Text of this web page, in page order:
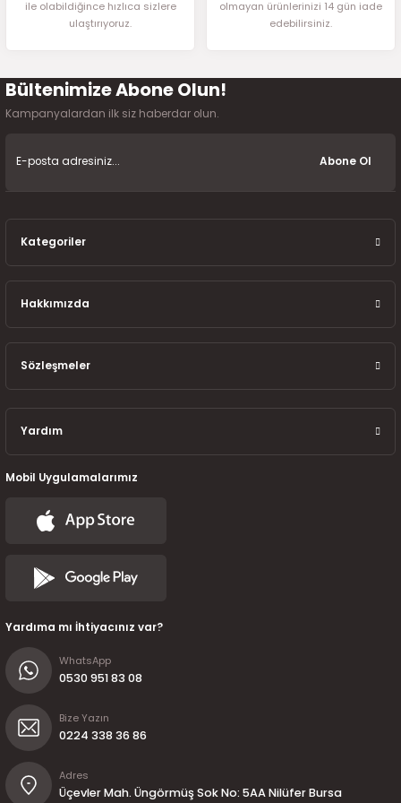
Gönder
ile olabildiğince hızlıca sizlere
ulaştırıyoruz.
olmayan ürünlerinizi 14 gün iade
edebilirsiniz.
Bültenimize Abone Olun!
Kampanyalardan ilk siz haberdar olun.
Abone Ol
Kategoriler
Hakkımızda
Sözleşmeler
Yardım
Mobil Uygulamalarımız
Yardıma mı İhtiyacınız var?
WhatsApp
0530 951 83 08
Bize Yazın
0224 338 36 86
Adres
Üçevler Mah. Üngörmüş Sok No: 5AA Nilüfer Bursa